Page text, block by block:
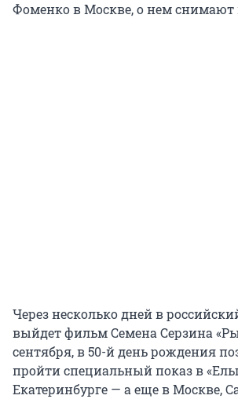
Фоменко в Москве, о нем снимают
Через несколько дней в
выйдет фильм Семена Серзина
сентября, в 50-й день рождения
пройти специальный показ в
Екатеринбурге — а еще в Москве,